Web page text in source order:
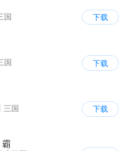
国
下载
国
下载
三国
下载